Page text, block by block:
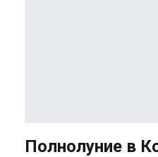
Полнолуние в